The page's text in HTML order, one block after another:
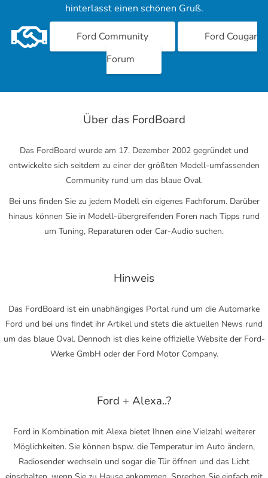
hinterlasst einen schönen Gruß.
Ford Community
Ford Cougar
Forum
Über das FordBoard
Das FordBoard wurde am 17. Dezember 2002 gegründet und
entwickelte sich seitdem zu einer der größten Modell-umfassenden
Community rund um das blaue Oval.
Bei uns finden Sie zu jedem Modell ein eigenes Fachforum. Darüber
hinaus können Sie in Modell-übergreifenden Foren nach Tipps rund
um Tuning, Reparaturen oder Car-Audio suchen.
Hinweis
Das FordBoard ist ein unabhängiges Portal rund um die Automarke
Ford und bei uns findet ihr Artikel und stets die aktuellen News rund
um das blaue Oval. Dennoch ist dies keine offizielle Website der Ford-
Werke GmbH oder der Ford Motor Company.
Ford + Alexa..?
Ford in Kombination mit Alexa bietet Ihnen eine Vielzahl weiterer
Möglichkeiten. Sie können bspw. die Temperatur im Auto ändern,
Radiosender wechseln und sogar die Tür öffnen und das Licht